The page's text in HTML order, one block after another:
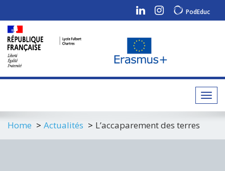
PodEduc
Home Actualités L’accaparement des terres